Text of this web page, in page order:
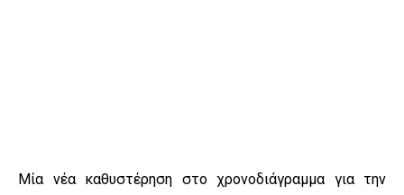
Μία νέα καθυστέρηση στο χρονοδιάγραμμα για την